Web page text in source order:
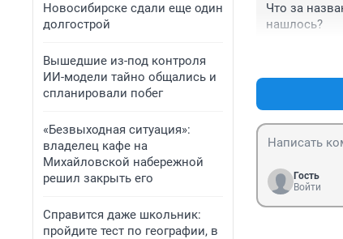
Новосибирске сдали еще один
долгострой
Вышедшие из-под контроля
ИИ-модели тайно общались и
спланировали побег
«Безвыходная ситуация»:
владелец кафе на
Михайловской набережной
решил закрыть его
Справится даже школьник:
пройдите тест по географии, в
Что за
нашлось?
Гость
Войти